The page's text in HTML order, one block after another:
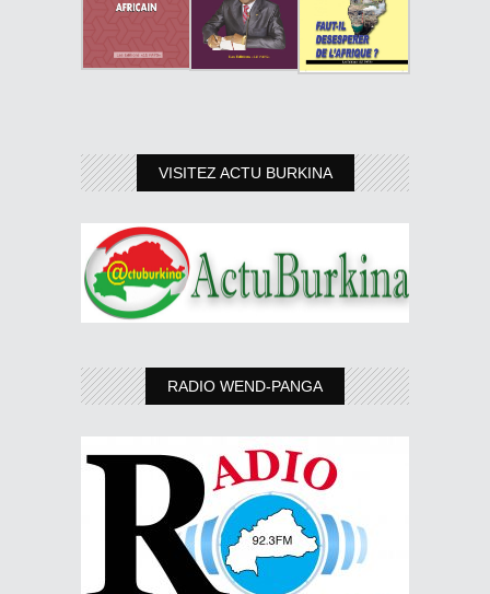
VISITEZ ACTU BURKINA
RADIO WEND-PANGA